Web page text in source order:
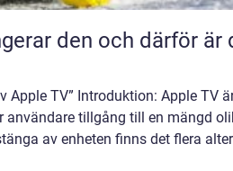
Apple TV” Introduktion: Apple TV
användare tillgång till en mängd
av enheten finns det flera